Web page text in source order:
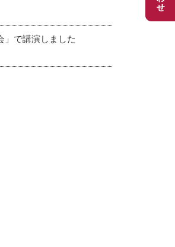
」で講演しました